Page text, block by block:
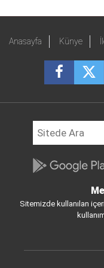
Anasayfa Künye
Sitemizde kullanılan